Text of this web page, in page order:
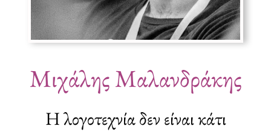
Μιχάλης Μαλανδράκης
Η λογοτεχνία δεν είναι κάτι